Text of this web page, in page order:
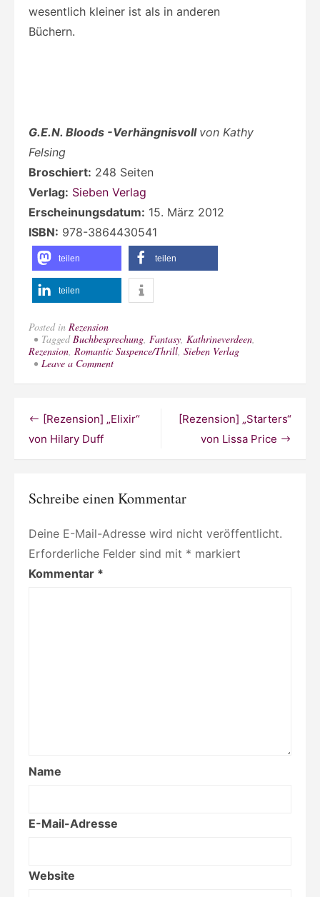
wesentlich kleiner ist als in anderen
Büchern.
G.E.N. Bloods -Verhängnisvoll von Kathy
Felsing
Broschiert: 248 Seiten
Verlag: Sieben Verlag
Erscheinungsdatum: 15. März 2012
ISBN: 978-3864430541
teilen teilen
teilen
Posted in Rezension
TaggedBuchbesprechung, Fantasy, Kathrineverdeen,
Rezension, Romantic Suspence/Thrill, Sieben Verlag
Leave a Commenton
Verhängnisvoll“
Beitragsnavigation
[Rezension] „Starters“
von Lissa Price
[Rezension] „Elixir“
von Hilary Duff
Schreibe einen Kommentar
Deine E-Mail-Adresse wird nicht veröffentlicht.
Erforderliche Felder sind mit * markiert
Kommentar *
Name
E-Mail-Adresse
Website